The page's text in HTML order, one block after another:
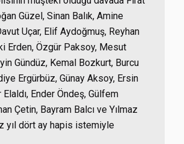
Güzel, Sinan Balık, Amine
Uçar, Elif Aydoğmuş, Reyhan
Erden, Özgür Paksoy, Mesut
Gündüz, Kemal Bozkurt, Burcu
Ergürbüz, Günay Aksoy, Ersin
Ender Öndeş, Gülfem
Çetin, Bayram Balcı ve Yılmaz
yıl dört ay hapis istemiyle